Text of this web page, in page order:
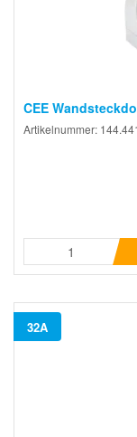
CEE
Artikelnummer:
32A